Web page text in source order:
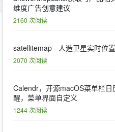
维度广告创意建议
2160 次阅读
satellitemap - 人造卫星实时位
2070 次阅读
Calendr，开源macOS菜单栏
醒，菜单界面自定义
1244 次阅读